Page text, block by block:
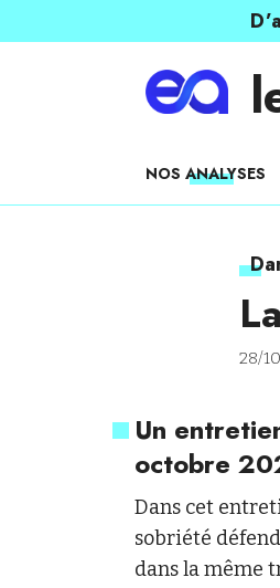
NOS ANALYSES
28/
Un
octobre
Dans cet
sobriété
dans la même